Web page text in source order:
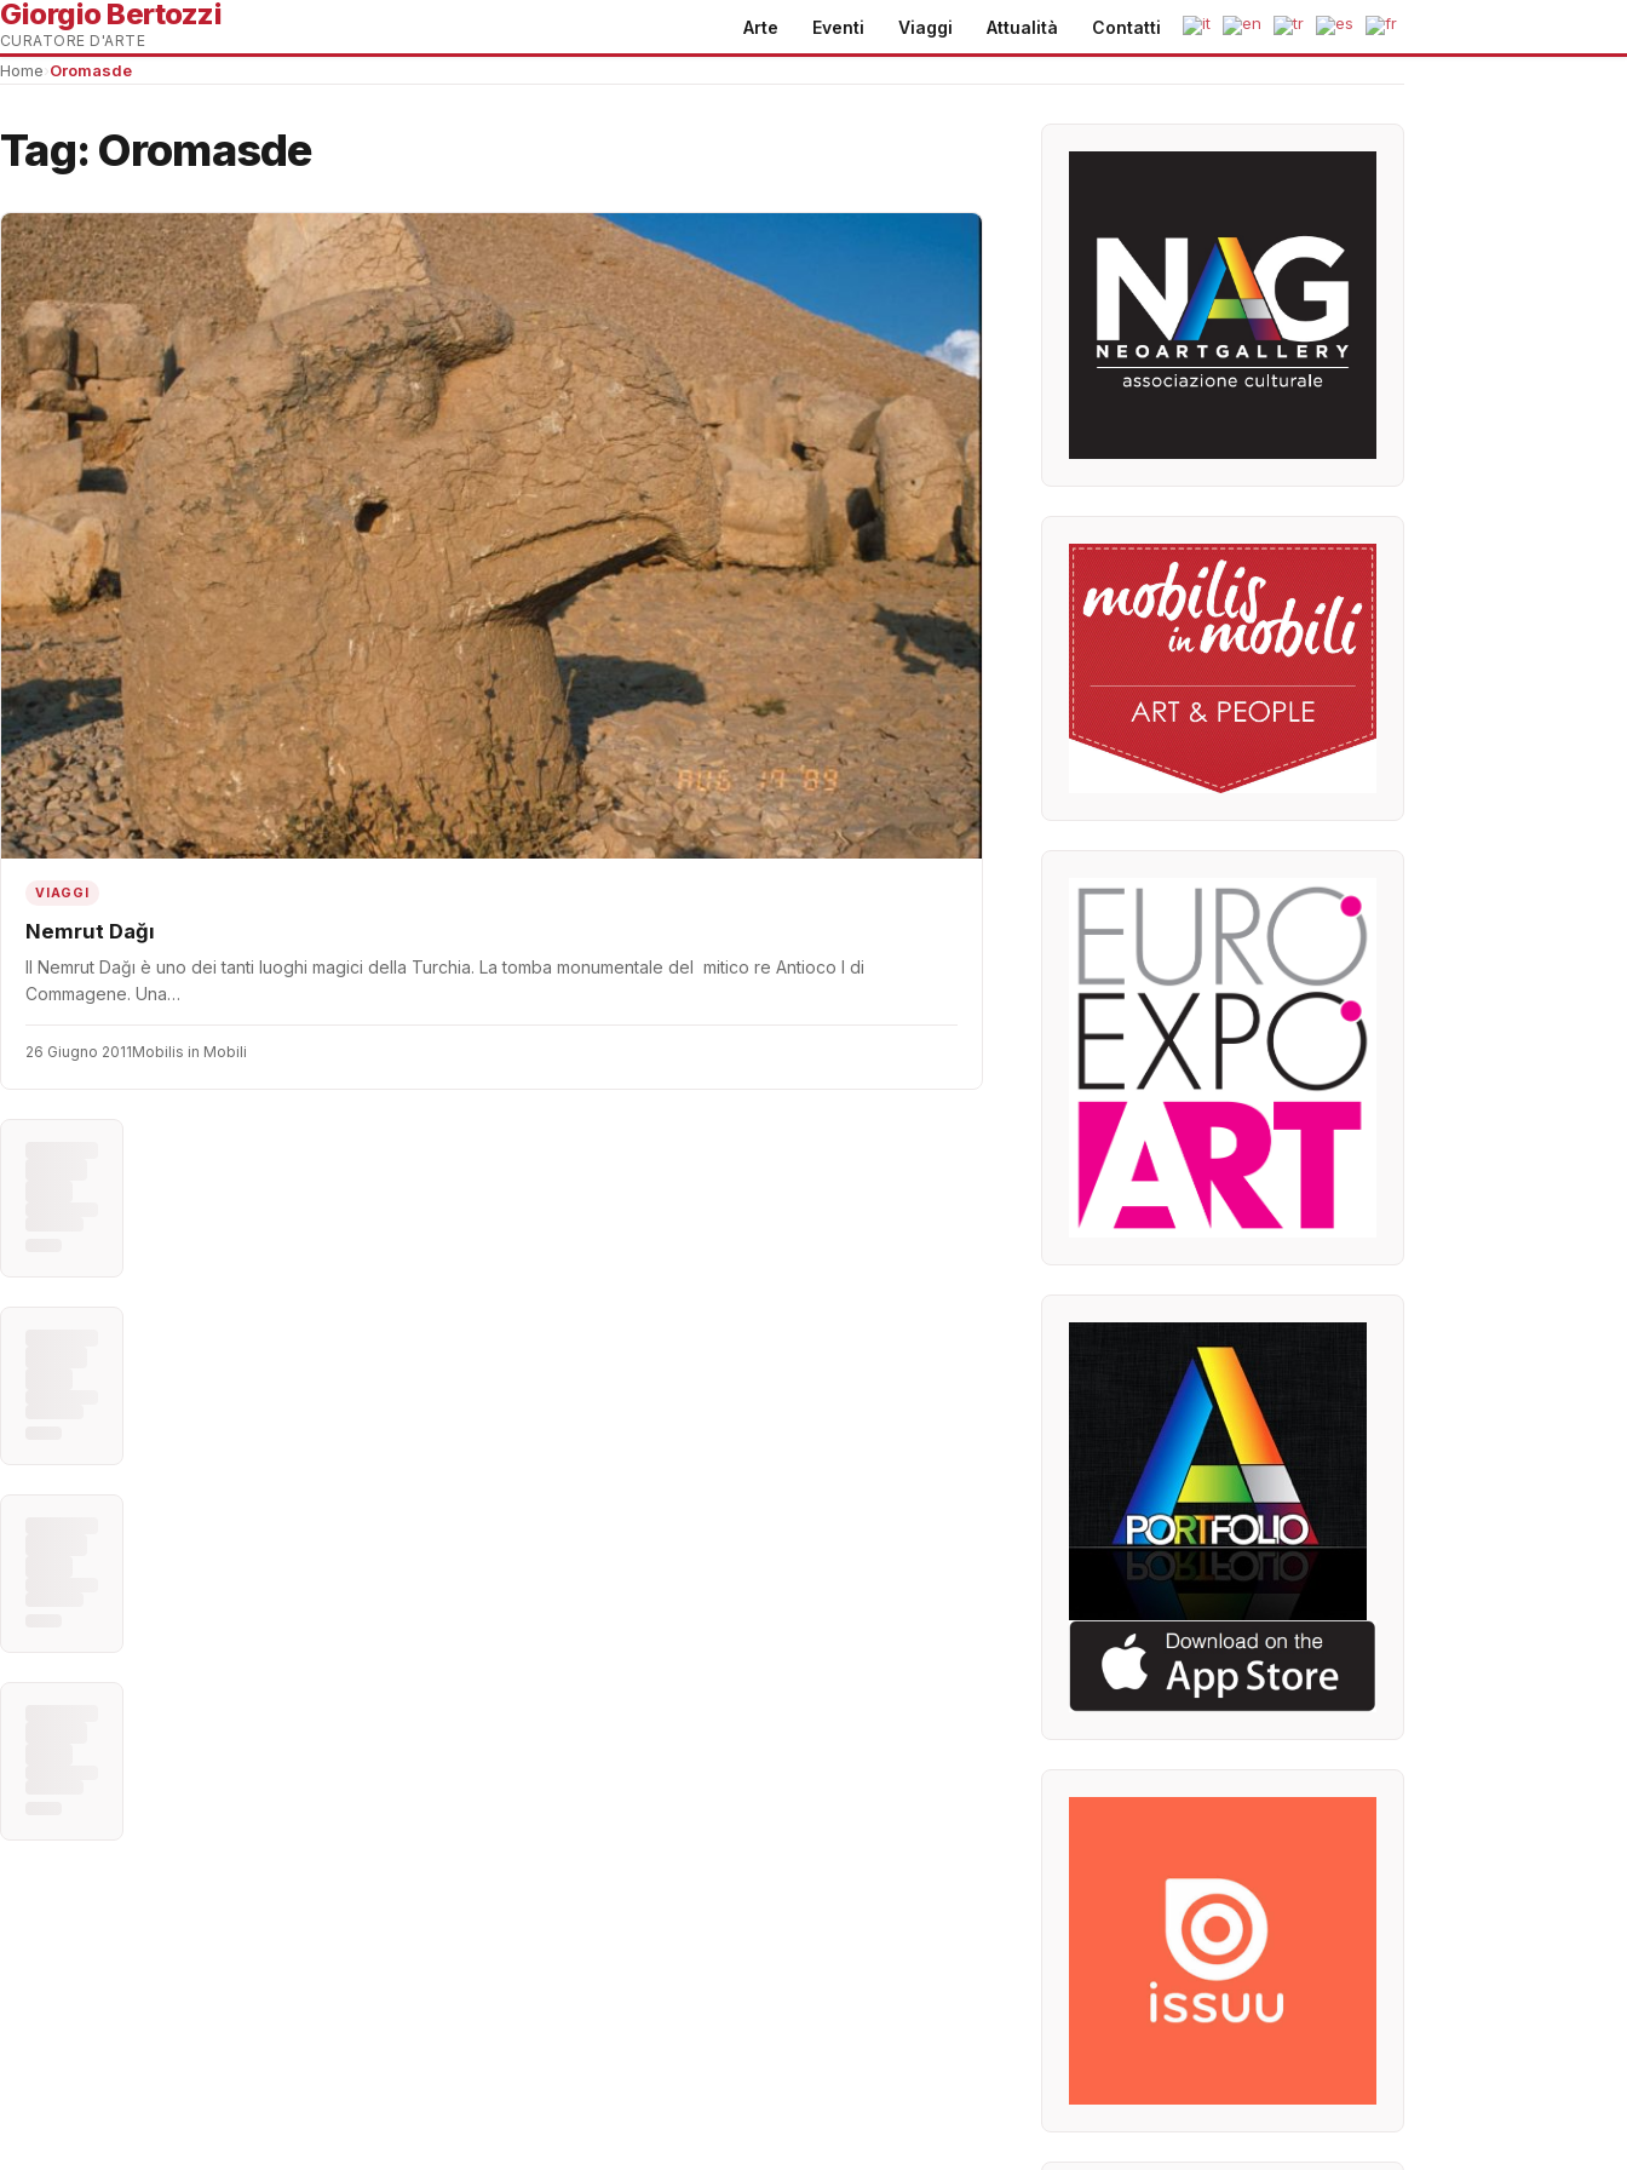
Giorgio Bertozzi
CURATORE D'ARTE
Arte Eventi Viaggi Attualità Contatti
Home Oromasde
Tag: Oromasde
VIAGGI
Nemrut Dağı
Il Nemrut Dağı è uno dei tanti luoghi magici della Turchia. La tomba monumentale del mitico re Antioco I di
Commagene. Una…
26 Giugno 2011Mobilis in Mobili